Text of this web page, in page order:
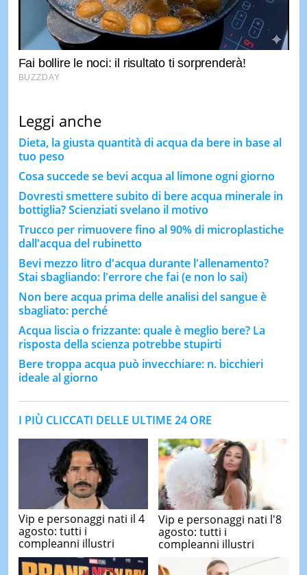
Leggi anche
Dieta, la giusta quantità di acqua da bere in base al
tuo peso
Cosa succede se bevi acqua al limone ogni giorno
Dovresti smettere subito di bere acqua minerale in
bottiglia? Scienziati svelano il motivo
Trucco per rimuovere fino al 90% di microplastiche
dall'acqua del rubinetto
Bevi mezzo litro d'acqua durante l'allenamento?
Stai sbagliando: l'errore che fai (e non lo sai)
Non bere acqua prima delle analisi del sangue è
sbagliato: perché
Acqua liscia o frizzante: quale è meglio bere? La
risposta della scienza potrebbe stupirti
Bere troppa acqua può invecchiare: n. bicchieri
ideale al giorno
I PIÙ CLICCATI DELLE ULTIME 24 ORE
Vip e personaggi nati il 4
agosto: tutti i
compleanni illustri
Vip e personaggi nati l'8
agosto: tutti i
compleanni illustri